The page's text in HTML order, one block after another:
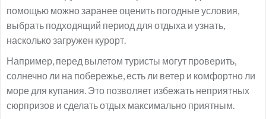
помощью можно заранее оценить погодные условия,
выбрать подходящий период для отдыха и узнать,
насколько загружен курорт.
Например, перед вылетом туристы могут проверить,
солнечно ли на побережье, есть ли ветер и комфортно ли
море для купания. Это позволяет избежать неприятных
сюрпризов и сделать отдых максимально приятным.